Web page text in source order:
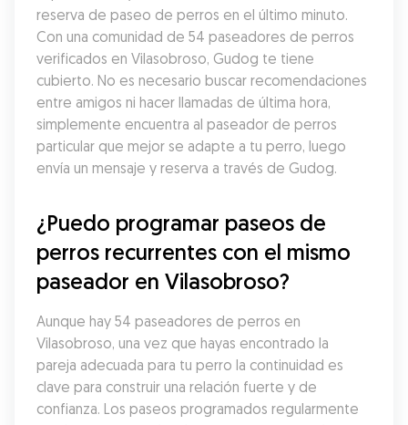
reserva de paseo de perros en el último minuto.
Con una comunidad de 54 paseadores de perros
verificados en Vilasobroso, Gudog te tiene
cubierto. No es necesario buscar recomendaciones
entre amigos ni hacer llamadas de última hora,
simplemente encuentra al paseador de perros
particular que mejor se adapte a tu perro, luego
envía un mensaje y reserva a través de Gudog.
¿Puedo programar paseos de
perros recurrentes con el mismo
paseador en Vilasobroso?
Aunque hay 54 paseadores de perros en
Vilasobroso, una vez que hayas encontrado la
pareja adecuada para tu perro la continuidad es
clave para construir una relación fuerte y de
confianza. Los paseos programados regularmente